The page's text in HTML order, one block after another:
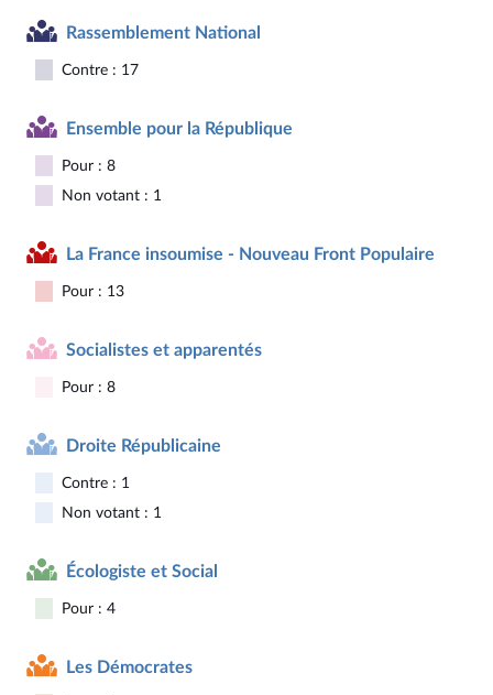
Rassemblement National
Contre : 17
Ensemble pour la République
Pour : 8
Non votant : 1
La France insoumise - Nouveau Front Populaire
Pour : 13
Socialistes et apparentés
Pour : 8
Droite Républicaine
Contre : 1
Non votant : 1
Écologiste et Social
Pour : 4
Les Démocrates